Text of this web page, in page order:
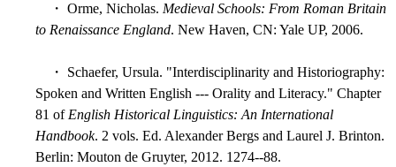
・ Orme, Nicholas. Medieval Schools: From Roman Britain
to Renaissance England. New Haven, CN: Yale UP, 2006.
・ Schaefer, Ursula. "Interdisciplinarity and Historiography:
Spoken and Written English --- Orality and Literacy." Chapter
81 ofEnglish Historical Linguistics: An International
Handbook. 2 vols. Ed. Alexander Bergs and Laurel J. Brinton.
Berlin: Mouton de Gruyter, 2012. 1274--88.